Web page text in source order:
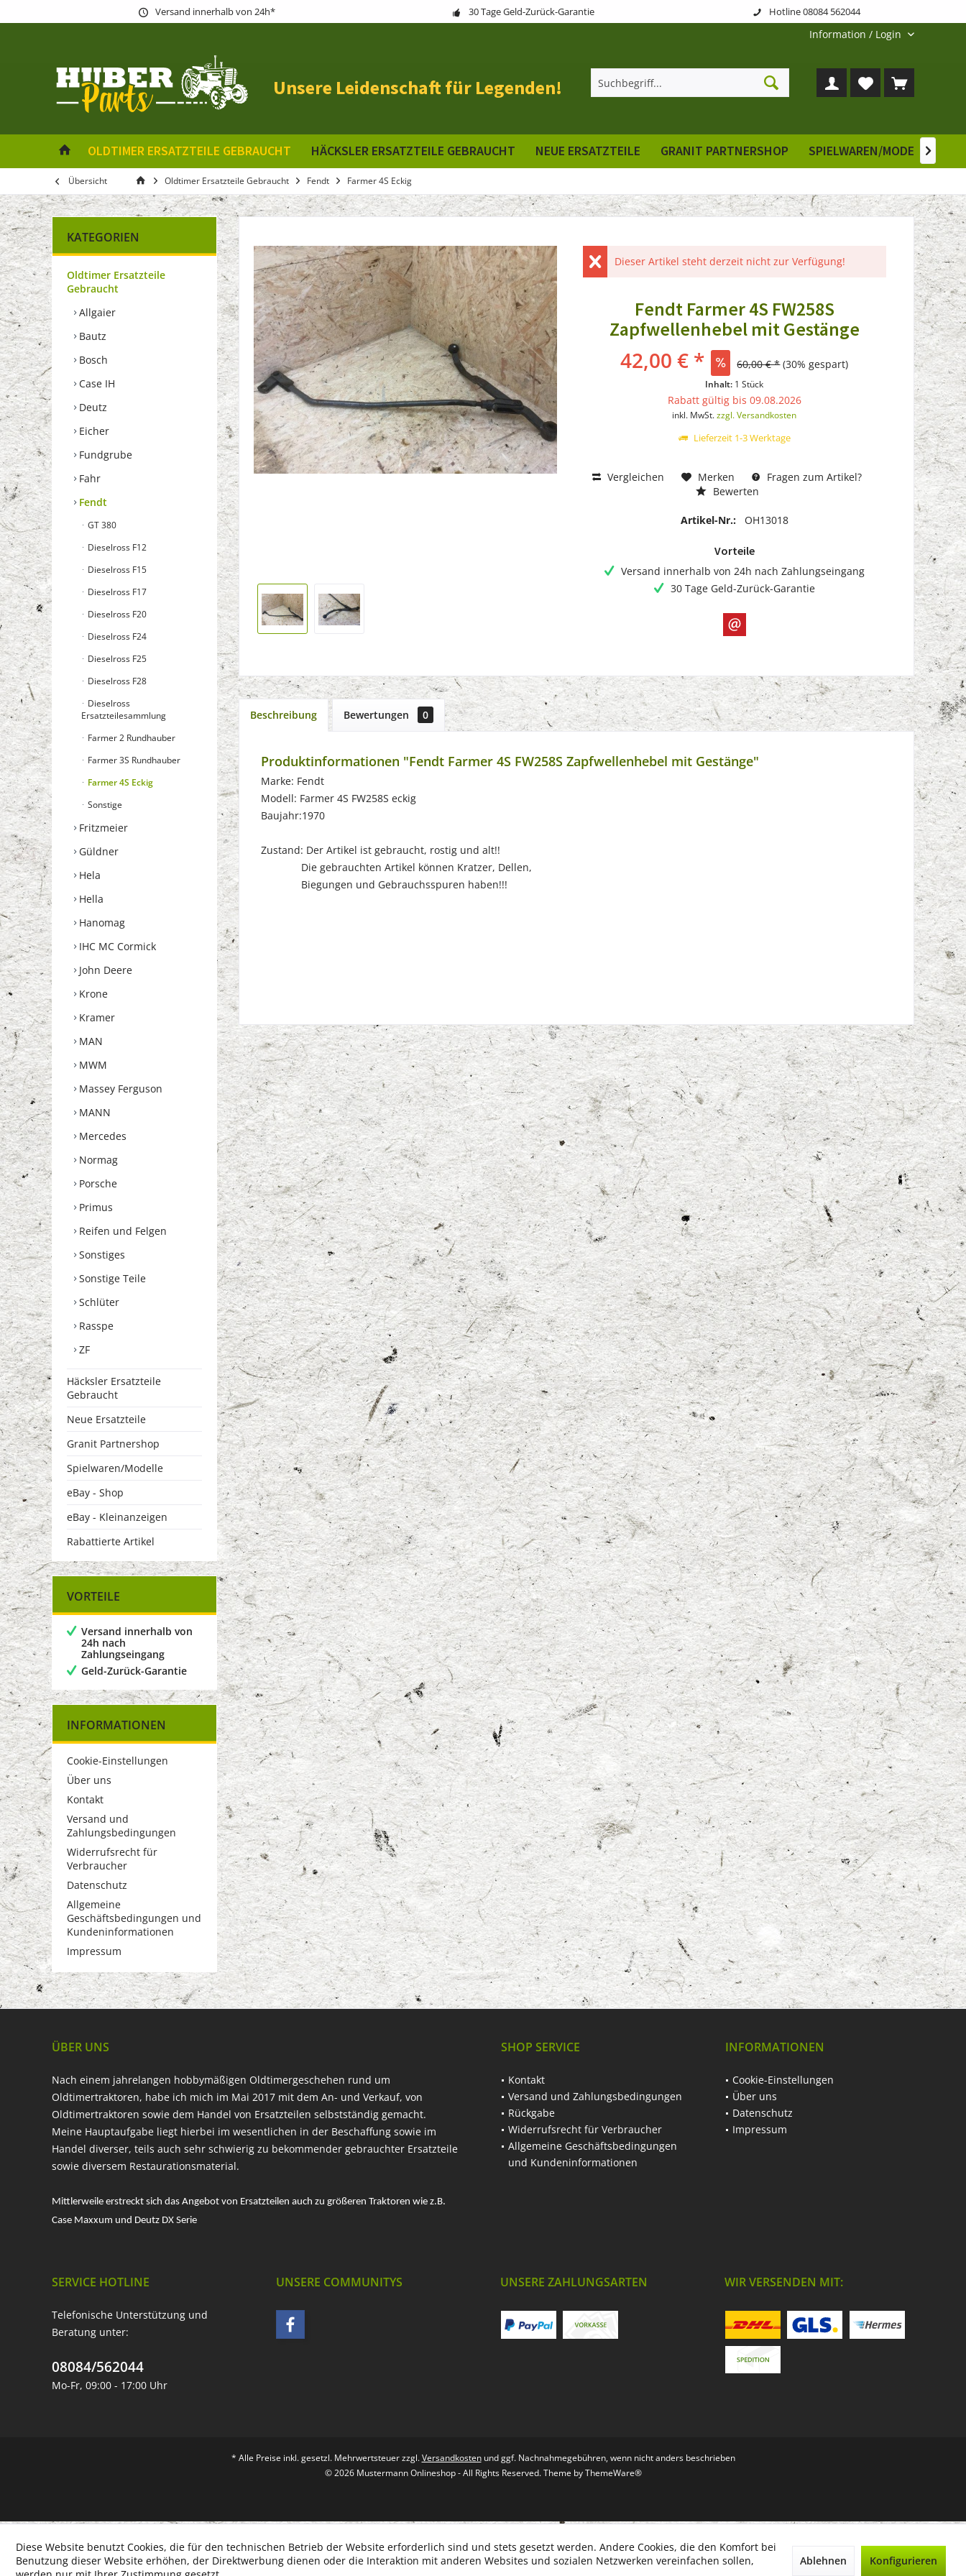
Versand innerhalb von 24h* 30 Tage Geld-Zurück-Garantie Hotline 08084 562044
Information / Login
Unsere Leidenschaft für Legenden!
OLDTIMER ERSATZTEILE GEBRAUCHT HÄCKSLER ERSATZTEILE GEBRAUCHT NEUE ERSATZTEILE GRANIT PARTNERSHOP SPIELWAREN/MODELLE

Übersicht Oldtimer Ersatzteile Gebraucht Fendt Farmer 4S Eckig
KATEGORIEN
Oldtimer Ersatzteile
Gebraucht
Allgaier
Bautz
Bosch
Case IH
Deutz
Eicher
Fundgrube
Fahr
Fendt
GT 380
Dieselross F12
Dieselross F15
Dieselross F17
Dieselross F20
Dieselross F24
Dieselross F25
Dieselross F28
Dieselross
Ersatzteilesammlung
Farmer 2 Rundhauber
Farmer 3S Rundhauber
Farmer 4S Eckig
Sonstige
Fritzmeier
Güldner
Hela
Hella
Hanomag
IHC MC Cormick
John Deere
Krone
Kramer
MAN
MWM
Massey Ferguson
MANN
Mercedes
Normag
Porsche
Primus
Reifen und Felgen
Sonstiges
Sonstige Teile
Schlüter
Rasspe
ZF
Häcksler Ersatzteile
Gebraucht
Neue Ersatzteile
Granit Partnershop
Spielwaren/Modelle
eBay - Shop
eBay - Kleinanzeigen
Rabattierte Artikel
VORTEILE
Versand innerhalb von
24h nach
Zahlungseingang
Geld-Zurück-Garantie
INFORMATIONEN
Cookie-Einstellungen
Über uns
Kontakt
Versand und
Zahlungsbedingungen
Widerrufsrecht für
Verbraucher
Datenschutz
Allgemeine
Geschäftsbedingungen und
Kundeninformationen
Impressum
Dieser Artikel steht derzeit nicht zur Verfügung!
Fendt Farmer 4S FW258S
Zapfwellenhebel mit Gestänge
42,00 € * 60,00 € * (30% gespart)
Inhalt: 1 Stück
Rabatt gültig bis 09.08.2026
inkl. MwSt.zzgl. Versandkosten
Lieferzeit 1-3 Werktage
Vergleichen Merken
Fragen zum Artikel?
Bewerten
Artikel-Nr.: OH13018
Vorteile
Versand innerhalb von 24h nach Zahlungseingang
30 Tage Geld-Zurück-Garantie
Beschreibung Bewertungen 0
Produktinformationen "Fendt Farmer 4S FW258S Zapfwellenhebel mit Gestänge"
Marke: Fendt
Modell: Farmer 4S FW258S eckig
Baujahr:1970
Zustand: Der Artikel ist gebraucht, rostig und alt!!
Die gebrauchten Artikel können Kratzer, Dellen,
Biegungen und Gebrauchsspuren haben!!!
ÜBER UNS
Nach einem jahrelangen hobbymäßigen Oldtimergeschehen rund um
Oldtimertraktoren, habe ich mich im Mai 2017 mit dem An- und Verkauf, von
Oldtimertraktoren sowie dem Handel von Ersatzteilen selbstständig gemacht.
Meine Hauptaufgabe liegt hierbei im wesentlichen in der Beschaffung sowie im
Handel diverser, teils auch sehr schwierig zu bekommender gebrauchter Ersatzteile
sowie diversem Restaurationsmaterial.
Mittlerweile erstreckt sich das Angebot von Ersatzteilen auch zu größeren Traktoren wie z.B.
Case Maxxum und Deutz DX Serie
SHOP SERVICE
Kontakt
Versand und Zahlungsbedingungen
Rückgabe
Widerrufsrecht für Verbraucher
Allgemeine Geschäftsbedingungen
und Kundeninformationen
INFORMATIONEN
Cookie-Einstellungen
Über uns
Datenschutz
Impressum
SERVICE HOTLINE
Telefonische Unterstützung und
Beratung unter:
08084/562044
Mo-Fr, 09:00 - 17:00 Uhr
UNSERE COMMUNITYS UNSERE ZAHLUNGSARTEN WIR VERSENDEN MIT:
* Alle Preise inkl. gesetzl. Mehrwertsteuer zzgl.Versandkostenund ggf. Nachnahmegebühren, wenn nicht anders beschrieben
© 2026 Mustermann Onlineshop - All Rights Reserved. Theme byThemeWare®
Diese Website benutzt Cookies, die für den technischen Betrieb der Website erforderlich sind und stets gesetzt werden. Andere Cookies, die den Komfort bei
Benutzung dieser Website erhöhen, der Direktwerbung dienen oder die Interaktion mit anderen Websites und sozialen Netzwerken vereinfachen sollen,
Ablehnen Konfigurieren